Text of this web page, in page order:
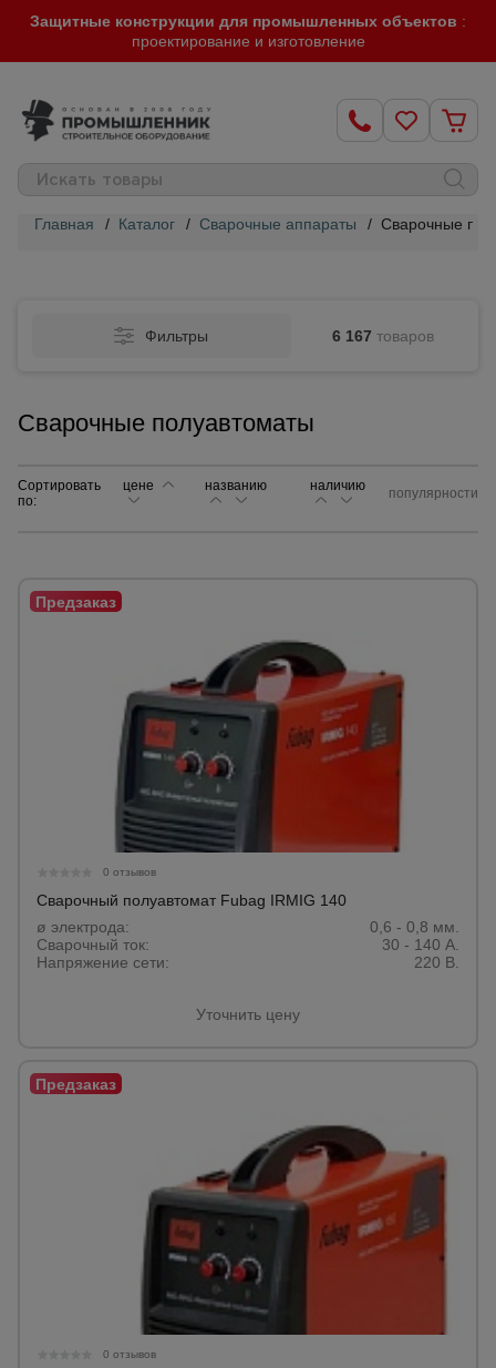
Защитные конструкции для промышленных объектов :
проектирование и изготовление
Главная / Каталог / Сварочные аппараты / Сварочные
Фильтры 6 167 товаров
Сварочные полуавтоматы
Сортировать
по:
цене названию наличию популярности
0 отзывов
Сварочный полуавтомат Fubag IRMIG 140
ø электрода:
0,6 - 0,8 мм.
Сварочный ток:
30 - 140 А.
Напряжение сети:
220 В.
Уточнить цену
0 отзывов
Строительные
подъемники
Грузоподъемное
оборудование
Вибротехника
для
строительства
Оборудование
для работы с
арматурой
Каталог
товаров